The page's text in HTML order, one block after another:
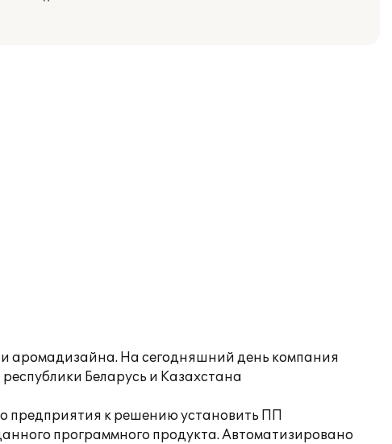
аромадизайна. На сегодняшний день компания
Беларусь и Казахстана
предприятия к решению установить ПП
программного продукта. Автоматизировано